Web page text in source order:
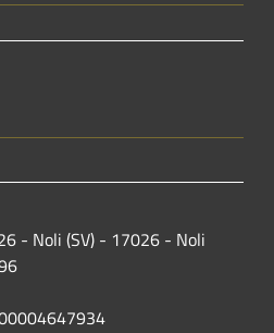
- Noli (SV) - 17026 - Noli